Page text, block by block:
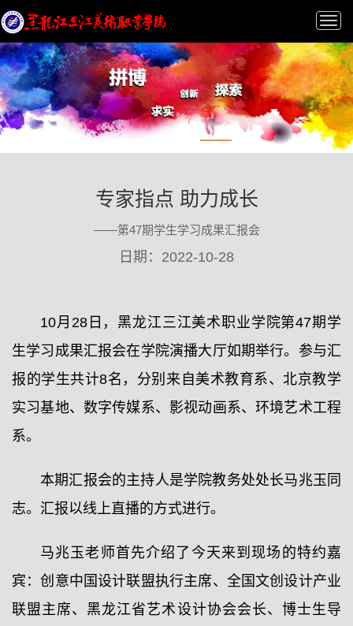
专家指点 助力成长
——第47期学生学习成果汇报会
日期：2022-10-28
10月28日，黑龙江三江美术职业学院第47期学
生学习成果汇报会在学院演播大厅如期举行。参与汇
报的学生共计8名，分别来自美术教育系、北京教学
实习基地、数字传媒系、影视动画系、环境艺术工程
系。
本期汇报会的主持人是学院教务处处长马兆玉同
志。汇报以线上直播的方式进行。
马兆玉老师首先介绍了今天来到现场的特约嘉
宾：创意中国设计联盟执行主席、全国文创设计产业
联盟主席、黑龙江省艺术设计协会会长、博士生导